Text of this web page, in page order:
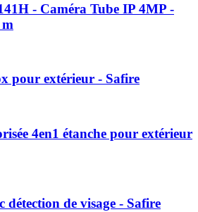
- Caméra Tube IP 4MP -
pour extérieur - Safire
4en1 étanche pour extérieur
détection de visage - Safire